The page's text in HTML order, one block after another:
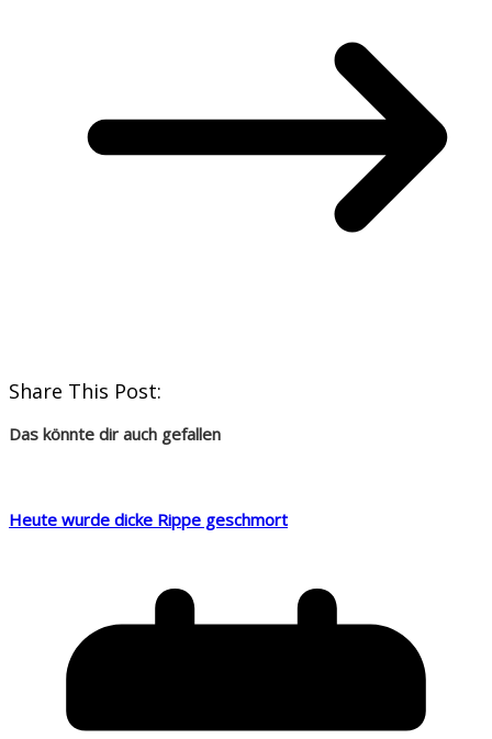
Share This Post:
Das könnte dir auch gefallen
Heute wurde dicke Rippe geschmort